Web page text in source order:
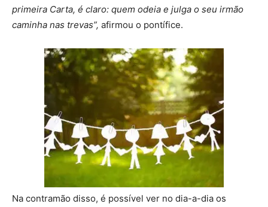
primeira Carta, é claro: quem odeia e julga o seu irmão
caminha nas trevas”, afirmou o pontífice.
Na contramão disso, é possível ver no dia-a-dia os